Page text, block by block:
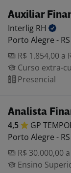
Auxiliar
Interlig RH
Porto Alegre - RS
R$ 1.854,00 a
Curso extra-
Presencial
Analista
4,5 GP
Porto Alegre - RS
R$ 30.000,00
Ensino